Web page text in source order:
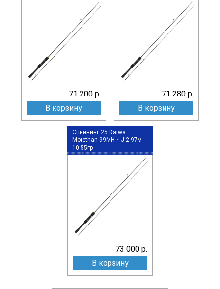
71 200 р.
В корзину
71 280 р.
В корзину
Спиннинг 25 Daiwa
Morethan 99MH・J 2.97м
10-55гр
73 000 р.
В корзину